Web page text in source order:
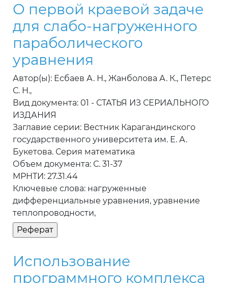
О первой краевой задаче
для слабо-нагруженного
параболического
уравнения
Автор(ы): Есбаев А. Н., Жанболова А. К., Петерс
С. Н.,
Вид документа: 01 - СТАТЬЯ ИЗ СЕРИАЛЬНОГО
ИЗДАНИЯ
Заглавие серии: Вестник Карагандинского
государственного университета им. Е. А.
Букетова. Серия математика
Объем документа: С. 31-37
МРНТИ: 27.31.44
Ключевые слова: нагруженные
дифференциальные уравнения, уравнение
теплопроводности,
Использование
программного комплекса